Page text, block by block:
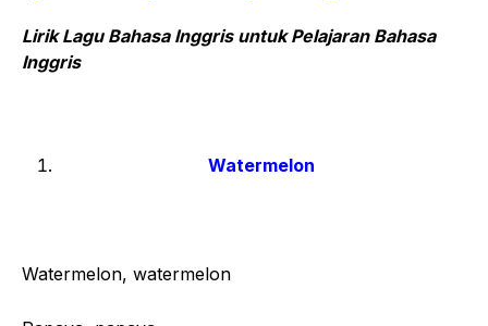
Lirik Lagu Bahasa Inggris untuk Pelajaran Bahasa
Inggris
Watermelon
Watermelon, watermelon